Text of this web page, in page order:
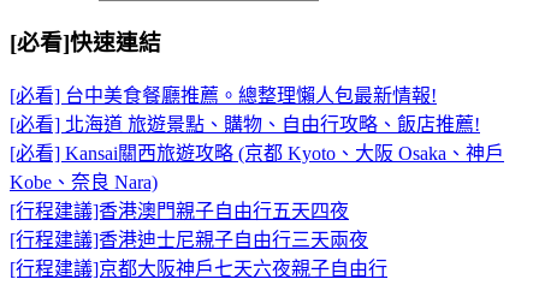
[必看]快速連結
[必看] 台中美食餐廳推薦。總整理懶人包最新情報!
[必看] 北海道 旅遊景點、購物、自由行攻略、飯店推薦!
[必看] Kansai關西旅遊攻略 (京都 Kyoto、大阪 Osaka、神戶
Kobe、奈良 Nara)
[行程建議]香港澳門親子自由行五天四夜
[行程建議]香港迪士尼親子自由行三天兩夜
[行程建議]京都大阪神戶七天六夜親子自由行